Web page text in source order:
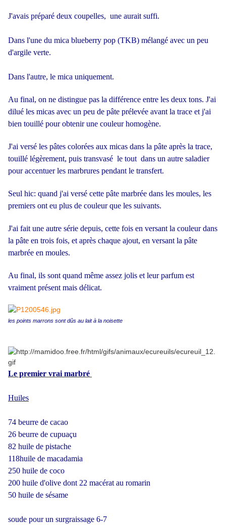
J'avais préparé deux coupelles, une aurait suffi.
Dans l'une du mica blueberry pop (TKB) mélangé avec un peu
d'argile verte.
Dans l'autre, le mica uniquement.
Au final, on ne distingue pas la différence entre les deux tons. J'ai
dilué les micas avec un peu de pâte prélevée avant la trace et j'ai
bien touillé pour obtenir une couleur homogène.
J'ai versé les pâtes colorées aux micas dans la pâte après la trace,
touillé légèrement, puis transvasé le tout dans un autre saladier
pour accentuer les marbrures pendant le transfert.
Seul hic: quand j'ai versé cette pâte marbrée dans les moules, les
premiers ont eu plus de couleur que les suivants.
J'ai fait une autre série depuis, cette fois en versant la couleur dans
la pâte en trois fois, et après chaque ajout, en versant la pâte
marbrée en moules.
Au final, ils sont quand même assez jolis et leur parfum est
vraiment présent mais délicat.
les points marrons sont dûs au lait à la noisette
Le premier vrai marbré
Huiles
74 beurre de cacao
26 beurre de cupuaçu
82 huile de pistache
118huile de macadamia
250 huile de coco
200 huile d'olive dont 22 macérat au romarin
50 huile de sésame
soude pour un surgraissage 6-7